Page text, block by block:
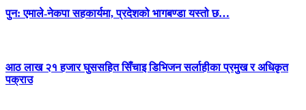
पुन: एमाले-नेकपा सहकार्यमा, प्रदेशको भागबण्डा यस्तो छ…
आठ लाख २१ हजार घुससहित सिँचाइ डिभिजन सर्लाहीका प्रमुख र अधिकृत
पक्राउ